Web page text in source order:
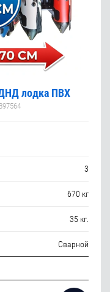
лодка ПВХ
3
670 кг
35 кг.
Сварной